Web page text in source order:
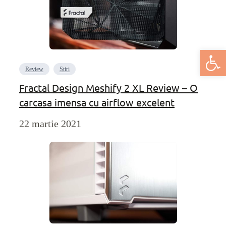
Deschide
Review Stiri
Fractal Design Meshify 2 XL Review – O
carcasa imensa cu airflow excelent
22 martie 2021